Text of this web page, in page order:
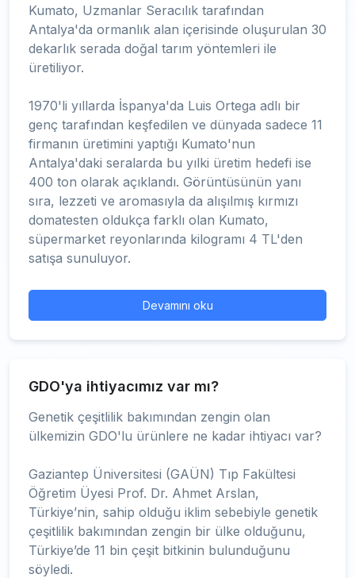
Kumato, Uzmanlar Seracılık tarafından
Antalya'da ormanlık alan içerisinde oluşurulan 30
dekarlık serada doğal tarım yöntemleri ile
üretiliyor.
1970'li yıllarda İspanya'da Luis Ortega adlı bir
genç tarafından keşfedilen ve dünyada sadece 11
firmanın üretimini yaptığı Kumato'nun
Antalya'daki seralarda bu yılki üretim hedefi ise
400 ton olarak açıklandı. Görüntüsünün yanı
sıra, lezzeti ve aromasıyla da alışılmış kırmızı
domatesten oldukça farklı olan Kumato,
süpermarket reyonlarında kilogramı 4 TL'den
satışa sunuluyor.
Devamını oku
GDO'ya ihtiyacımız var mı?
Genetik çeşitlilik bakımından zengin olan
ülkemizin GDO'lu ürünlere ne kadar ihtiyacı var?
Gaziantep Üniversitesi (GAÜN) Tıp Fakültesi
Öğretim Üyesi Prof. Dr. Ahmet Arslan,
Türkiye’nin, sahip olduğu iklim sebebiyle genetik
çeşitlilik bakımından zengin bir ülke olduğunu,
Türkiye’de 11 bin çeşit bitkinin bulunduğunu
söyledi.